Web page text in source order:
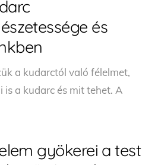
és
a kudarctól való félelmet,
a kudarc és mit tehet. A
gyökerei a test